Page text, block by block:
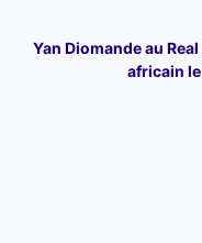
Yan Diomande au
africain